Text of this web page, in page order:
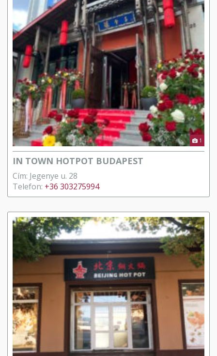
1
IN TOWN HOTPOT BUDAPEST
Cím: Jegenye u. 28
Telefon: +36 303275994